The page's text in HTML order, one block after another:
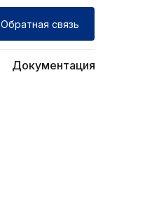
Обратная связь
Документация